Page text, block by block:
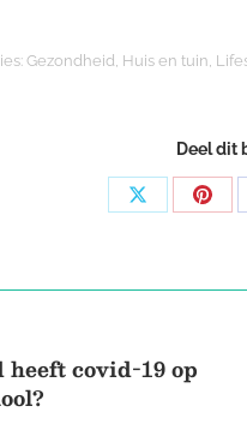
Gezondheid Huis en tuin
Deel dit
Share
covid-19 op